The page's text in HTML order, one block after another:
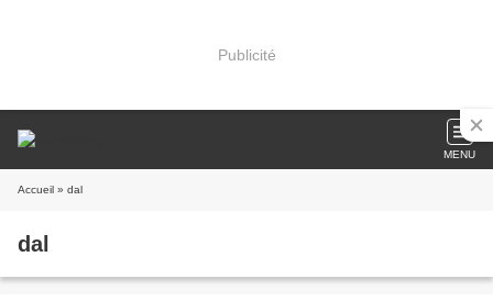
Publicité
MENU
Accueil » dal
dal